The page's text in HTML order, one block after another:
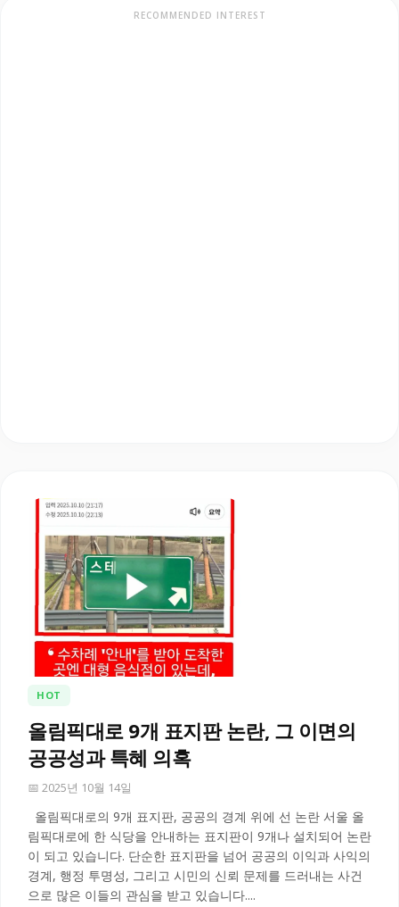
RECOMMENDED INTEREST
HOT
올림픽대로 9개 표지판 논란, 그 이면의
공공성과 특혜 의혹
📅 2025년 10월 14일
올림픽대로의 9개 표지판, 공공의 경계 위에 선 논란 서울 올
림픽대로에 한 식당을 안내하는 표지판이 9개나 설치되어 논란
이 되고 있습니다. 단순한 표지판을 넘어 공공의 이익과 사익의
경계, 행정 투명성, 그리고 시민의 신뢰 문제를 드러내는 사건
으로 많은 이들의 관심을 받고 있습니다....